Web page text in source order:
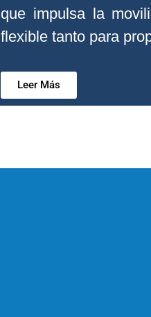
que impulsa la
flexible tanto para
Leer Más